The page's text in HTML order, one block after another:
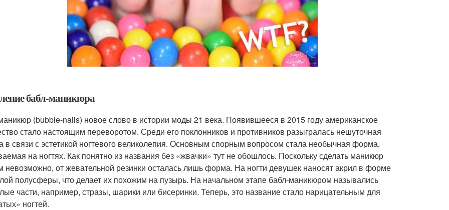
бабл-маникюра
(bubble-nails) новое слово в истории моды 21 века. Появившееся в 2015 году американское
стало настоящим переворотом. Среди его поклонников и противников разыгралась нешуточная
в связи с эстетикой ногтевого великолепия. Основным спорным вопросом стала необычная форма,
на ногтях. Как понятно из названия без «жвачки» тут не обошлось. Поскольку сделать маникюр
невозможно, от жевательной резинки осталась лишь форма. На ногти девушек наносят акрил в форме
полусферы, что делает их похожим на пузырь. На начальном этапе бабл-маникюром назывались
части, например, стразы, шарики или бисеринки. Теперь, это название стало нарицательным для
ногтей.